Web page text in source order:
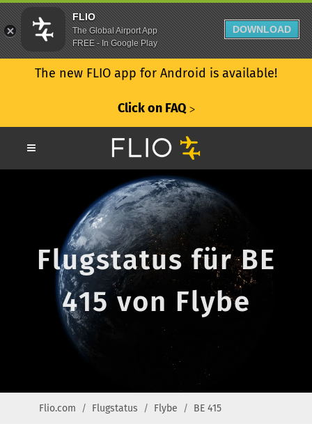
The new FLIO app for Android is available!
Click on FAQ ᐳ
Flugstatus für BE
415 von Flybe
Flio.com Flugstatus Flybe BE 415
FLIO
The Global Airport App
FREE - In Google Play
DOWNLOAD